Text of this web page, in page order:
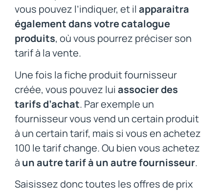
vous pouvez l’indiquer, et il apparaitra
également dans votre catalogue
produits, où vous pourrez préciser son
tarif à la vente.
Une fois la fiche produit fournisseur
créée, vous pouvez lui associer des
tarifs d’achat. Par exemple un
fournisseur vous vend un certain produit
à un certain tarif, mais si vous en achetez
100 le tarif change. Ou bien vous achetez
à un autre tarif à un autre fournisseur.
Saisissez donc toutes les offres de prix